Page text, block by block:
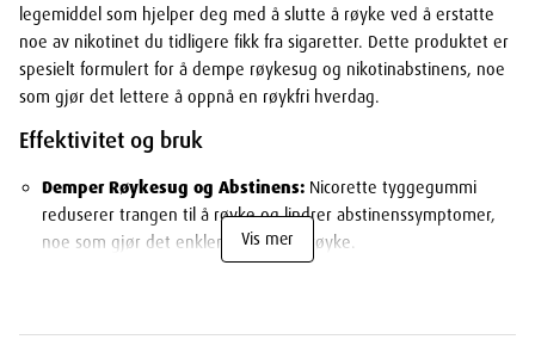
legemiddel som hjelper deg med å slutte å røyke ved å erstatte
noe av nikotinet du tidligere fikk fra sigaretter. Dette produktet er
spesielt formulert for å dempe røykesug og nikotinabstinens, noe
som gjør det lettere å oppnå en røykfri hverdag.
Effektivitet og bruk
Demper Røykesug og Abstinens: Nicorette tyggegummi
reduserer trangen til å røyke og lindrer abstinenssymptomer,
noe som gjør det enklere å slutte å røyke.
sammenlignet med kun å bruke viljestyrke.
Vis mer